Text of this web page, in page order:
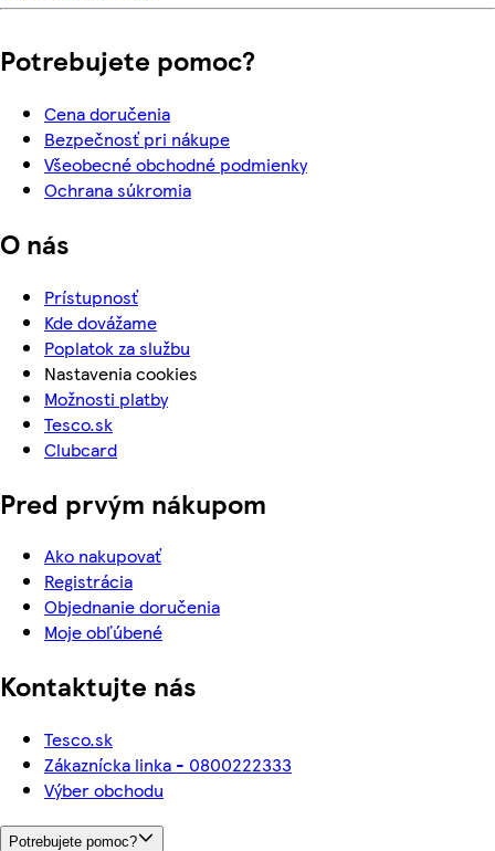
Potrebujete pomoc?
Cena doručenia
Bezpečnosť pri nákupe
Všeobecné obchodné podmienky
Ochrana súkromia
O nás
Prístupnosť
Kde dovážame
Poplatok za službu
Nastavenia cookies
Možnosti platby
Tesco.sk
Clubcard
Pred prvým nákupom
Ako nakupovať
Registrácia
Objednanie doručenia
Moje obľúbené
Kontaktujte nás
Tesco.sk
Zákaznícka linka - 0800222333
Výber obchodu
Potrebujete pomoc?